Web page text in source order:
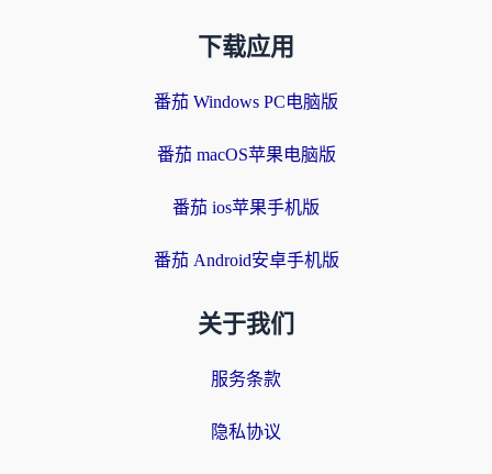
下载应用
番茄 Windows PC电脑版
番茄 macOS苹果电脑版
番茄 ios苹果手机版
番茄 Android安卓手机版
关于我们
服务条款
隐私协议